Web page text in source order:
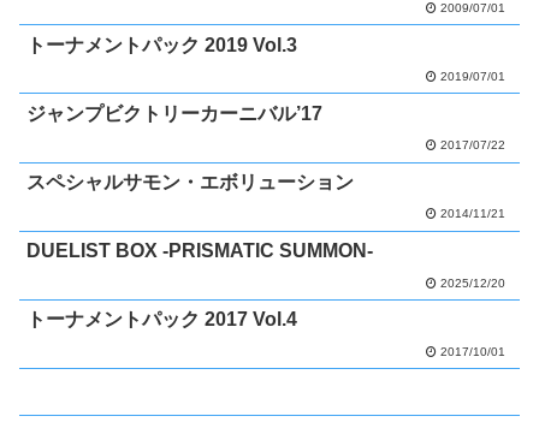
2009/07/01
トーナメントパック 2019 Vol.3
2019/07/01
ジャンプビクトリーカーニバル’17
2017/07/22
スペシャルサモン・エボリューション
2014/11/21
DUELIST BOX -PRISMATIC SUMMON-
2025/12/20
トーナメントパック 2017 Vol.4
2017/10/01